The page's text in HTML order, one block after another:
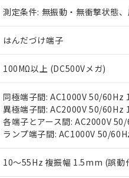
測定条件: 無振動・無衝撃状
はんだづけ端子
100MΩ以上 (DC500Vメガ)
同極端子間: AC1000V 50/60Hz
異極端子間: AC2000V 50/60Hz
各端子とアース間: AC2000V
ランプ端子間: AC1000V 50/
10～55Hz 複振幅 1.5mm (誤動
本サービスは、当社
くものです。
在庫状況および標準価
のであり、閲覧された
い。
正式な納期状況および
当社販売員にご相談く
オムロン制御機器販売
在庫状況および標準価
す。
マイパーツ機能（部
お客様が当ウェブサイ
*EU RoHS指令（10物質）：
鉛(Pb) 1000ppm以下、 水銀(Hg)
六価クロム(Cr(Ⅵ)) 1000ppm以下、
ル（DBP） 1000ppm以下、フタル
※2 対応予定月
部品在庫の切り替え状況な
※3 非含有証明書ダウン
「－」：未確認です。当社
*中国RoHS10物質の基準値 (GB/
Cr(Ⅵ)(六価クロム) : 1000ppm、
DBP(フタル酸ジブチル) : 1000ppm
DEHP(フタル酸ビス(2-エチルヘキシ
※2 環境保護使用期限
「ｅ」：有害物質（10物質
「10」：通常の使用状況下
味します。
「－」：未確認です。当社
当社は、これら貴社製
う）を輸出または国
当社は規制貨物を破棄
ます。
当社は貴社製品を、核
置等に一切使用いたし
当社は、貴社製品を第
また当社は、販売先お
たしません。
記
号
説明
○ 一定数以上の在庫あ
△ 一定数には満たな
－
在庫なし(最新の在
機器販売店・当社
空
白
受注生産機種、ま